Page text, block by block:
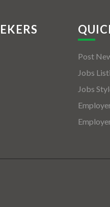
Post
Jobs
Jobs